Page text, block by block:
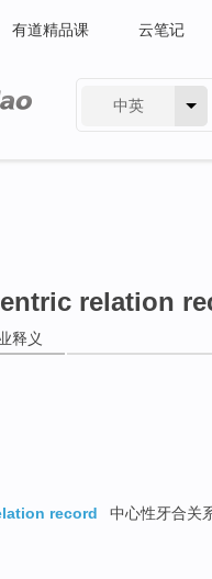
有道精品课 云笔记
中英
relation
释义
record
中心性牙合关